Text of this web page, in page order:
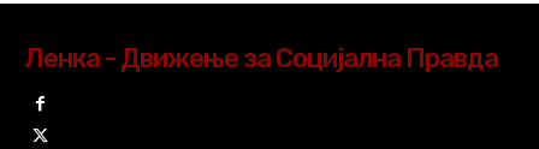
Ленка - Движење за Социјална Правда